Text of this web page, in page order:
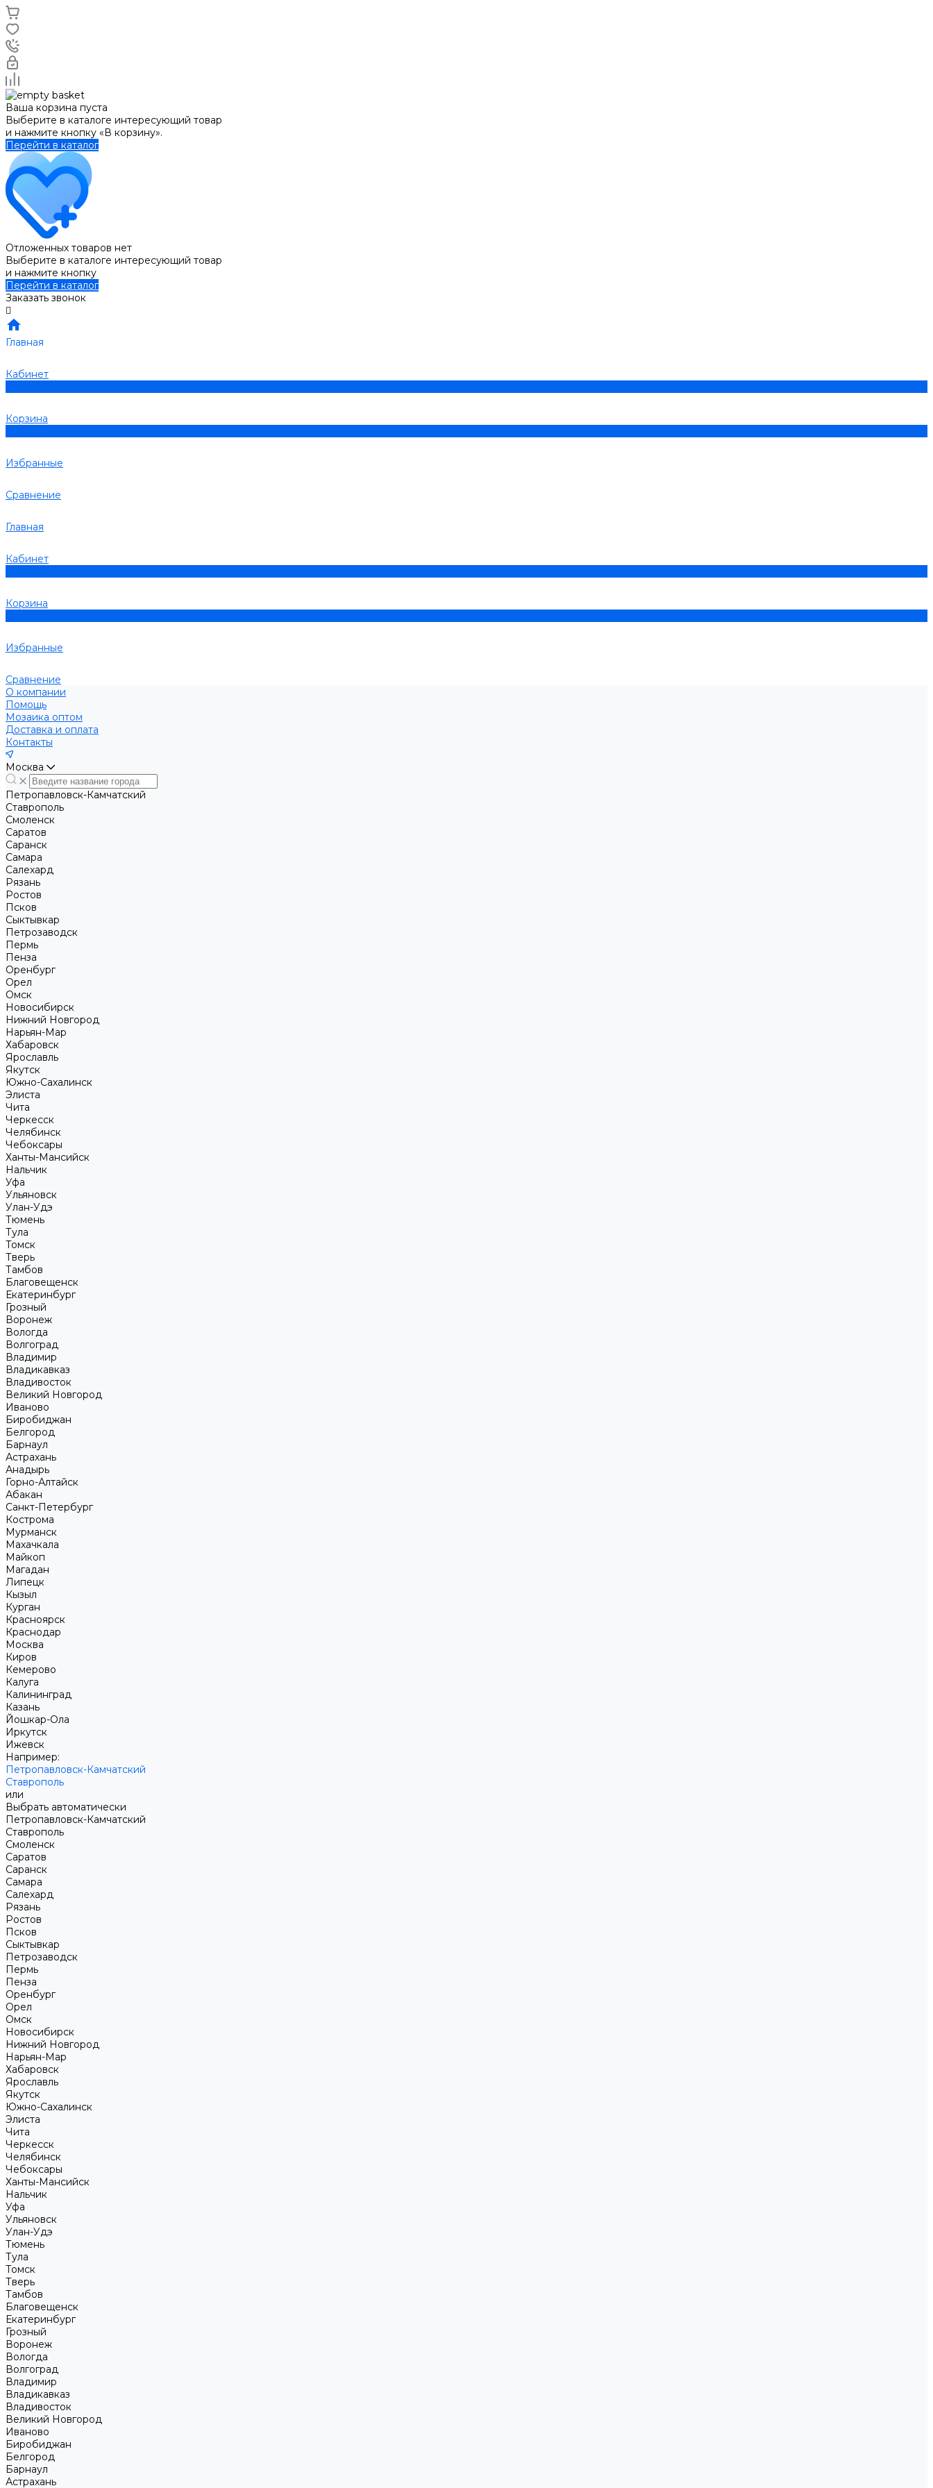
Ваша корзина пуста
Выберите в каталоге интересующий товар
и нажмите кнопку «В корзину».
Перейти в каталог
Отложенных товаров нет
Выберите в каталоге интересующий товар
и нажмите кнопку
Перейти в каталог
Заказать звонок
Главная
Кабинет
Корзина
Избранные
Сравнение
Главная
Кабинет
Корзина
Избранные
Сравнение
О компании
Помощь
Мозаика оптом
Доставка и оплата
Контакты
Москва
Петропавловск-Камчатский
Ставрополь
Смоленск
Саратов
Саранск
Самара
Салехард
Рязань
Ростов
Псков
Сыктывкар
Петрозаводск
Пермь
Пенза
Оренбург
Орел
Омск
Новосибирск
Нижний Новгород
Нарьян-Мар
Хабаровск
Ярославль
Якутск
Южно-Сахалинск
Элиста
Чита
Черкесск
Челябинск
Чебоксары
Ханты-Мансийск
Нальчик
Уфа
Ульяновск
Улан-Удэ
Тюмень
Тула
Томск
Тверь
Тамбов
Благовещенск
Екатеринбург
Грозный
Воронеж
Вологда
Волгоград
Владимир
Владикавказ
Владивосток
Великий Новгород
Иваново
Биробиджан
Белгород
Барнаул
Астрахань
Анадырь
Горно-Алтайск
Абакан
Санкт-Петербург
Кострома
Мурманск
Махачкала
Майкоп
Магадан
Липецк
Кызыл
Курган
Красноярск
Краснодар
Москва
Киров
Кемерово
Калуга
Калининград
Казань
Йошкар-Ола
Иркутск
Ижевск
Например:
Петропавловск-Камчатский
Ставрополь
или
Выбрать автоматически
Петропавловск-Камчатский
Ставрополь
Смоленск
Саратов
Саранск
Самара
Салехард
Рязань
Ростов
Псков
Сыктывкар
Петрозаводск
Пермь
Пенза
Оренбург
Орел
Омск
Новосибирск
Нижний Новгород
Нарьян-Мар
Хабаровск
Ярославль
Якутск
Южно-Сахалинск
Элиста
Чита
Черкесск
Челябинск
Чебоксары
Ханты-Мансийск
Нальчик
Уфа
Ульяновск
Улан-Удэ
Тюмень
Тула
Томск
Тверь
Тамбов
Благовещенск
Екатеринбург
Грозный
Воронеж
Вологда
Волгоград
Владимир
Владикавказ
Владивосток
Великий Новгород
Иваново
Биробиджан
Белгород
Барнаул
Астрахань